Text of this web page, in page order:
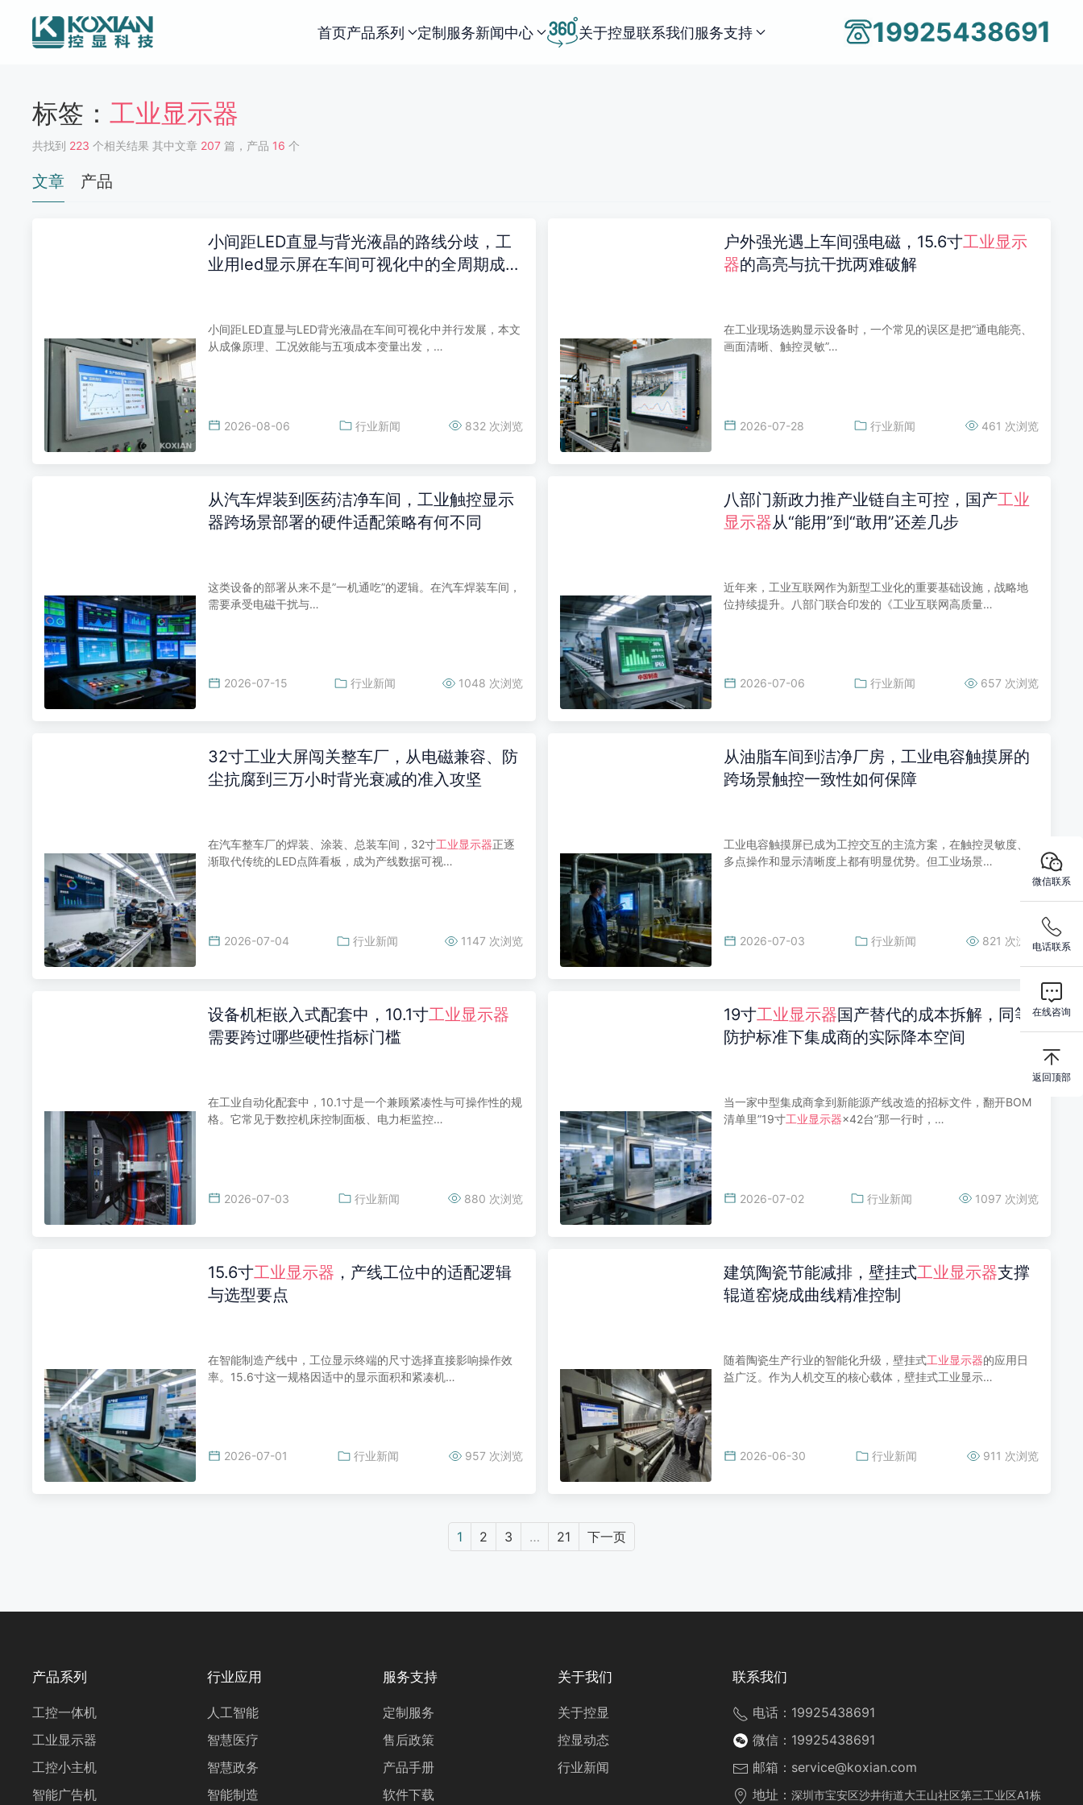
首页产品系列 定制服务新闻中心 关于控显联系我们服务支持 19925438691
标签： 工业显示器
共找到 223 个相关结果 其中文章 207 篇，产品 16 个
文章 产品
小间距LED直显与背光液晶的路线分歧，工
业用led显示屏在车间可视化中的全周期成本
小间距LED直显与LED背光液晶在车间可视化中并行发展，本文
从成像原理、工况效能与五项成本变量出发，…
2026-08-06 行业新闻 832 次浏览
户外强光遇上车间强电磁，15.6寸工业显示
器的高亮与抗干扰两难破解
在工业现场选购显示设备时，一个常见的误区是把”通电能亮、
画面清晰、触控灵敏”…
2026-07-28 行业新闻 461 次浏览
从汽车焊装到医药洁净车间，工业触控显示
器跨场景部署的硬件适配策略有何不同
这类设备的部署从来不是”一机通吃”的逻辑。在汽车焊装车间，
需要承受电磁干扰与…
2026-07-15 行业新闻 1048 次浏览
八部门新政力推产业链自主可控，国产工业
显示器从“能用”到“敢用”还差几步
近年来，工业互联网作为新型工业化的重要基础设施，战略地
位持续提升。八部门联合印发的《工业互联网高质量…
2026-07-06 行业新闻 657 次浏览
32寸工业大屏闯关整车厂，从电磁兼容、防
尘抗腐到三万小时背光衰减的准入攻坚
在汽车整车厂的焊装、涂装、总装车间，32寸工业显示器正逐
渐取代传统的LED点阵看板，成为产线数据可视…
2026-07-04 行业新闻 1147 次浏览
从油脂车间到洁净厂房，工业电容触摸屏的
跨场景触控一致性如何保障
工业电容触摸屏已成为工控交互的主流方案，在触控灵敏度、
多点操作和显示清晰度上都有明显优势。但工业场景…
2026-07-03 行业新闻 821 次浏览
设备机柜嵌入式配套中，10.1寸工业显示器
需要跨过哪些硬性指标门槛
在工业自动化配套中，10.1寸是一个兼顾紧凑性与可操作性的规
格。它常见于数控机床控制面板、电力柜监控…
2026-07-03 行业新闻 880 次浏览
19寸工业显示器国产替代的成本拆解，同等
防护标准下集成商的实际降本空间
当一家中型集成商拿到新能源产线改造的招标文件，翻开BOM
清单里”19寸工业显示器×42台”那一行时，…
2026-07-02 行业新闻 1097 次浏览
15.6寸工业显示器 ，产线工位中的适配逻辑
与选型要点
在智能制造产线中，工位显示终端的尺寸选择直接影响操作效
率。15.6寸这一规格因适中的显示面积和紧凑机…
2026-07-01 行业新闻 957 次浏览
建筑陶瓷节能减排，壁挂式工业显示器支撑
辊道窑烧成曲线精准控制
随着陶瓷生产行业的智能化升级，壁挂式工业显示器的应用日
益广泛。作为人机交互的核心载体，壁挂式工业显示…
2026-06-30 行业新闻 911 次浏览
1 2 3 … 21 下一页
微信联系
电话联系
在线咨询
返回顶部
产品系列
工控一体机
工业显示器
工控小主机
智能广告机
行业应用
人工智能
智慧医疗
智慧政务
智能制造
服务支持
定制服务
售后政策
产品手册
软件下载
关于我们
关于控显
控显动态
行业新闻
联系我们
电话：19925438691
微信：19925438691
邮箱： service@koxian.com
地址：深圳市宝安区沙井街道大王山社区第三工业区A1栋